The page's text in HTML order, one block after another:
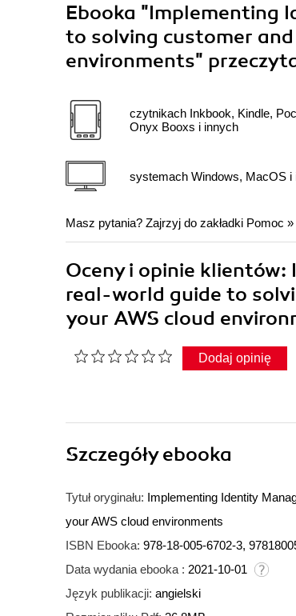
Ebooka "Implementing
to solving customer
environments"
czytnikach Inkbook, Kindle,
Onyx Booxs i innych
systemach Windows, MacOS i
Masz pytania? Zajrzyj do zakładki Pomoc »
Oceny i opinie
real-world guide to
your AWS cloud
Dodaj opinię
Szczegółyebooka
Tytuł oryginału: Implementing Identity
your AWS cloud environments
ISBN Ebooka: 978-18-005-6702-3,
Data wydania ebooka : 2021-10-01
Język publikacji: angielski